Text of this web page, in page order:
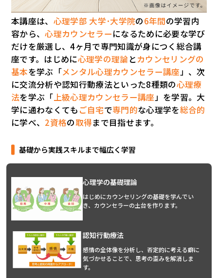
本講座は、 心理学部 大学･大学院の6年間の学習内
容から、心理カウンセラーになるために必要な学び
だけを厳選し、4ヶ月で専門知識が身につく総合講
座です。はじめに心理学の理論とカウンセリングの
基本を学ぶ「メンタル心理カウンセラー講座」、次
に交流分析や認知行動療法といった8種類の心理療
法を学ぶ「上級心理カウンセラー講座」を学習。大
学に通わなくても ご自宅で専門的な心理学を総合的
に学べ、 2資格の取得まで目指せます。
基礎から実践スキルまで幅広く学習
心理学の基礎理論
はじめにカウンセリングの基礎を学んでい
き、カウンセラーの土台を作ります。
認知行動療法
感情の全体像を分析し、否定的に考える癖に
気づかせることで、思考の歪みを解消しま
す。